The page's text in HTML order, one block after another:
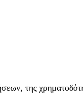
της